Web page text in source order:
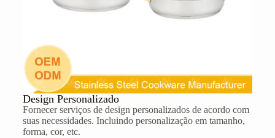
Design Personalizado
Fornecer serviços de design personalizados de acordo com
suas necessidades. Incluindo personalização em tamanho,
forma, cor, etc.